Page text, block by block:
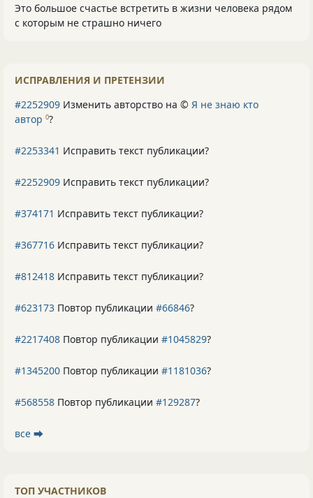
Это большое счастье встретить в жизни человека рядом
с которым не страшно ничего
ИСПРАВЛЕНИЯ И ПРЕТЕНЗИИ
#2252909 Изменить авторство на © Я не знаю кто
автор 0?
#2253341 Исправить текст публикации?
#2252909 Исправить текст публикации?
#374171 Исправить текст публикации?
#367716 Исправить текст публикации?
#812418 Исправить текст публикации?
#623173 Повтор публикации #66846?
#2217408 Повтор публикации #1045829?
#1345200 Повтор публикации #1181036?
#568558 Повтор публикации #129287?
все ⮕
ТОП УЧАСТНИКОВ